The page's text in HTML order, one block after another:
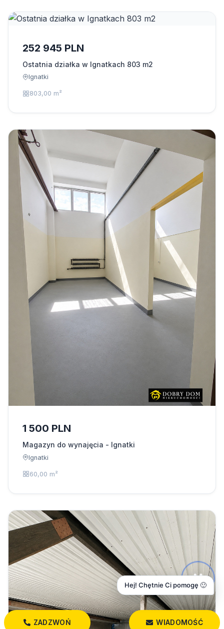
252 945 PLN
Ostatnia działka w Ignatkach 803 m2
Ignatki
803,00 m²
1 500 PLN
Magazyn do wynajęcia - Ignatki
Ignatki
60,00 m²
ZADZWOŃ WIADOMOŚĆ
Hej! Chętnie Ci pomogę 🙂